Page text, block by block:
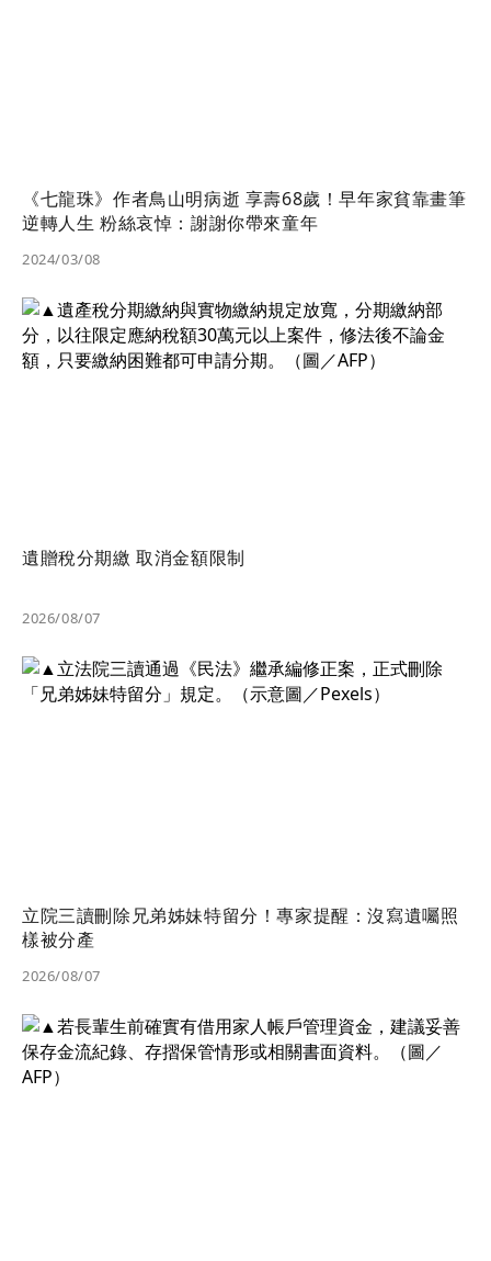
《七龍珠》作者鳥山明病逝 享壽68歲！早年家貧靠畫筆
逆轉人生 粉絲哀悼：謝謝你帶來童年
2024/03/08
遺贈稅分期繳 取消金額限制
2026/08/07
立院三讀刪除兄弟姊妹特留分！專家提醒：沒寫遺囑照
樣被分產
2026/08/07